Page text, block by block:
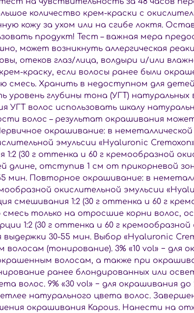
количество крем-краски с
кожу за ухом или на сгибе локтя.
продукт! Тест – важная мера
может возникнуть аллергическая
отеков глаз/лица, волдыри и/или
краску, если волосы ранее были
смесь. Хранить в недоступном для
уровень глубины тона (УГТ)
УГТ волос использовать шкалу
волос – результат окрашивания
окрашивание: в
эмульсии «Hyaluronic
(30 г оттенка и 60 г кремообразной
длине, отступив 1 см от прикорневой
мин. Повторное окрашивание: в
окислительной эмульсии
смешивания 1:2 (30 г оттенка и 60 г
смесь только на отросшие корни волос,
1:2 (30 г оттенка и 60 г кремообразной
30-55 мин. Выбор «Hyaluronic
(тонирование). 3% «10 vol» −
волосам, а также при
ранее блондированных или
волос. 9% «30 vol» − для окрашивания
натурального цвета волос.
окрашивания Kapous. Нанести на